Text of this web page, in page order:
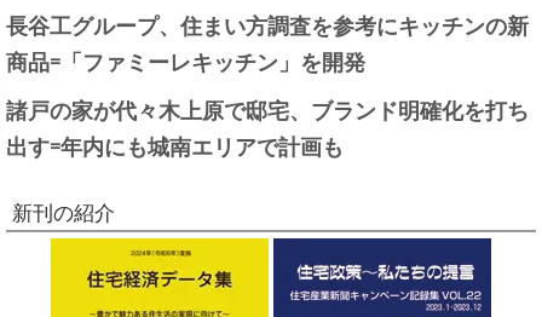
長谷工グループ、住まい方調査を参考にキッチンの新
商品=「ファミーレキッチン」を開発
諸戸の家が代々木上原で邸宅、ブランド明確化を打ち
出す=年内にも城南エリアで計画も
新刊の紹介